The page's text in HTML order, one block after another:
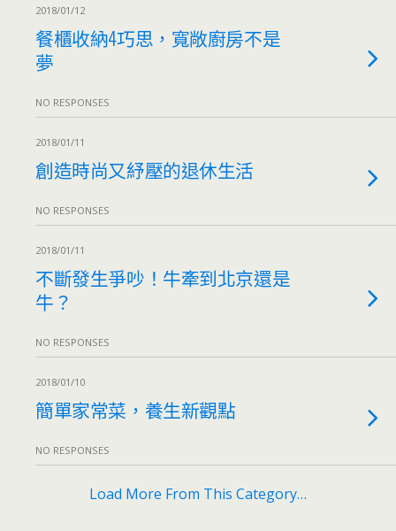
2018/01/12
餐櫃收納4巧思，寬敞廚房不是
夢
NO RESPONSES
2018/01/11
創造時尚又紓壓的退休生活
NO RESPONSES
2018/01/11
不斷發生爭吵！牛牽到北京還是
牛？
NO RESPONSES
2018/01/10
簡單家常菜，養生新觀點
NO RESPONSES
Load More From This Category…